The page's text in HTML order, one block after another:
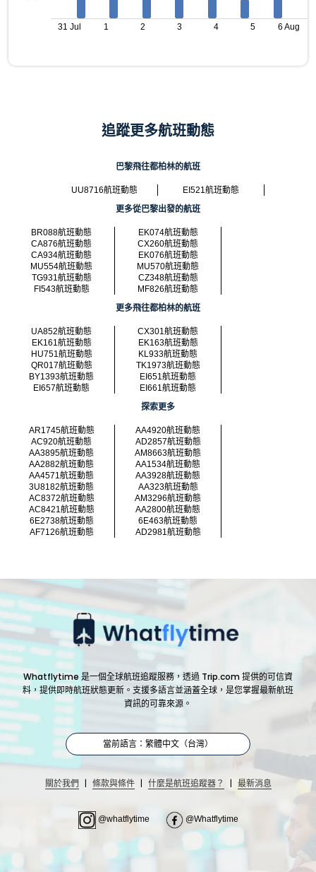
31 Jul 1 2 3 4 5 6 Aug
追蹤更多航班動態
巴黎飛往都柏林的航班
UU8716航班動態
EI521航班動態
更多從巴黎出發的航班
BR088航班動態
EK074航班動態
CA876航班動態
CX260航班動態
CA934航班動態
EK076航班動態
MU554航班動態
MU570航班動態
TG931航班動態
CZ348航班動態
FI543航班動態
MF826航班動態
更多飛往都柏林的航班
UA852航班動態
CX301航班動態
EK161航班動態
EK163航班動態
HU751航班動態
KL933航班動態
QR017航班動態
TK1973航班動態
BY1393航班動態
EI651航班動態
EI657航班動態
EI661航班動態
探索更多
AR1745航班動態
AA4920航班動態
AC920航班動態
AD2857航班動態
AA3895航班動態
AM8663航班動態
AA2882航班動態
AA1534航班動態
AA4571航班動態
AA3928航班動態
3U8182航班動態
AA323航班動態
AC8372航班動態
AM3296航班動態
AC8421航班動態
AA2800航班動態
6E2738航班動態
6E463航班動態
AF7126航班動態
AD2981航班動態
Whatflytime 是一個全球航班追蹤服務，透過 Trip.com 提供的可信資
料，提供即時航班狀態更新。支援多語言並涵蓋全球，是您掌握最新航班
資訊的可靠來源。
當前語言：繁體中文（台灣）
關於我們 | 條款與條件 | 什麼是航班追蹤器？ | 最新消息
@whatflytime @Whatflytime